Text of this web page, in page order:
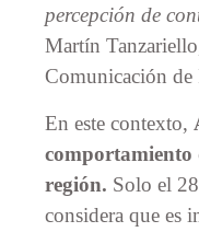
percepción de
Martín
Comunicación de
En este contexto,
región. Solo el
considera que es